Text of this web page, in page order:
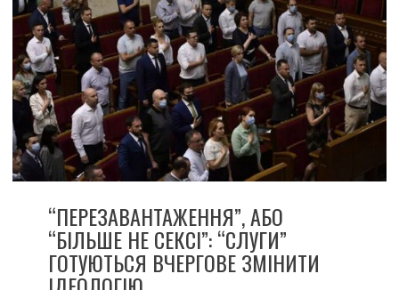
“ПЕРЕЗАВАНТАЖЕННЯ”, АБО
“БІЛЬШЕ НЕ СЕКСІ”: “СЛУГИ”
ГОТУЮТЬСЯ ВЧЕРГОВЕ ЗМІНИТИ